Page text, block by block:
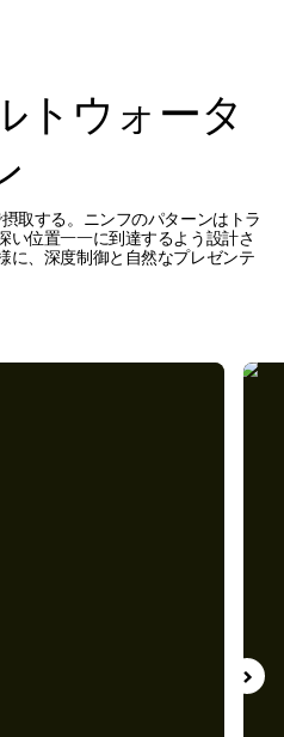
トウォータ
取する。ニンフのパターンはトラ
い位置——に到達するよう設計さ
に、深度制御と自然なプレゼンテ